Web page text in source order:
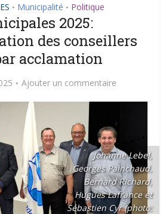
• Municipalité • Politique
2025:
des conseillers
acclamation
Ajouter un commentaire
Johanne Lebel,
Georges Painchaud,
Bernard Richard,
Hugues Lafrance et
Sébastien Cyr (photo: